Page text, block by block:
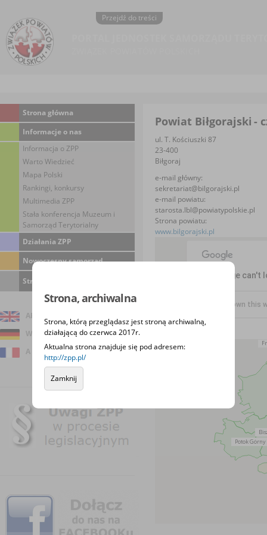
Strona, archiwalna
Strona, którą przeglądasz jest stroną archiwalną,
działającą do czerwca 2017r.
Aktualna strona znajduje się pod adresem:
http://zpp.pl/
Zamknij
Przejdź do treści
Strona główna
Informacje o nas
Informacja o ZPP
Warto Wiedzieć
Mapa Polski
Rankingi, konkursy
Multimedia ZPP
Stała konferencja Muzeum i
Samorząd Terytorialny
Działania ZPP
Nowoczesny samorząd
Strona archiwalna
About us
Wir über uns
A propos de nous
Powiat Biłgorajski -
ul. T. Kościuszki 87
23-400
Biłgoraj
e-mail główny:
sekretariat@bilgorajski.pl
e-mail powiatu:
starosta.lbl@powiatypolskie.pl
Strona powiatu:
www.bilgorajski.pl
This page
Do you own this